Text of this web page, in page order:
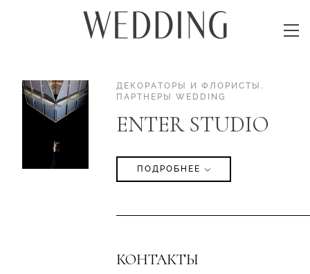
ДЕКОРАТОРЫ И ФЛОРИСТЫ .
ПАРТНЕРЫ WEDDING
ENTER STUDIO
ПОДРОБНЕЕ
КОНТАКТЫ